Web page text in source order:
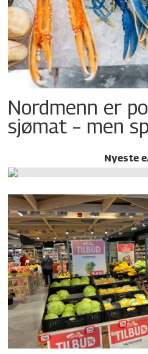
Nordmenn er
sjømat – men
Nyeste